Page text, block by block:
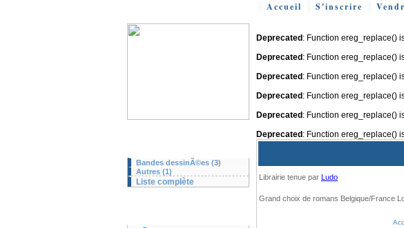
Accueil S'inscrire
Bandes dessinÃ©es (3)
Autres (1)
Liste complète
Deprecated : Function ereg_replace()
Deprecated : Function ereg_replace()
Deprecated : Function ereg_replace()
Deprecated : Function ereg_replace()
Deprecated : Function ereg_replace()
Deprecated : Function ereg_replace()
Librairie tenue par Ludo
Grand choix de romans Belgique/France